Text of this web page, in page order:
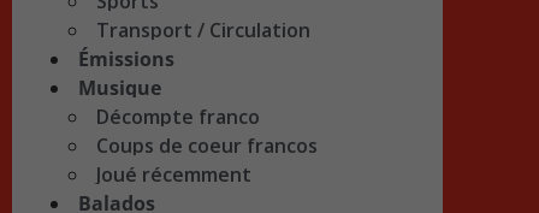
Transport / Circulation
Émissions
Musique
Décompte franco
Coups de coeur francos
Joué récemment
Balados